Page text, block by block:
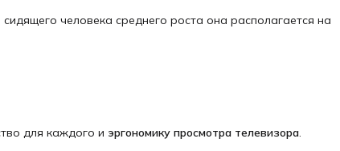
человека среднего роста она располагается на
для каждого и эргономику просмотра телевизора